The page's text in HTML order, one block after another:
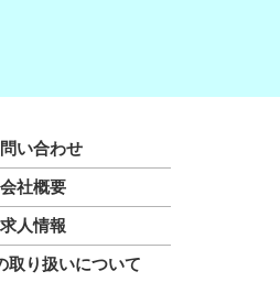
い合わせ
会社概要
求人情報
取り扱いについて